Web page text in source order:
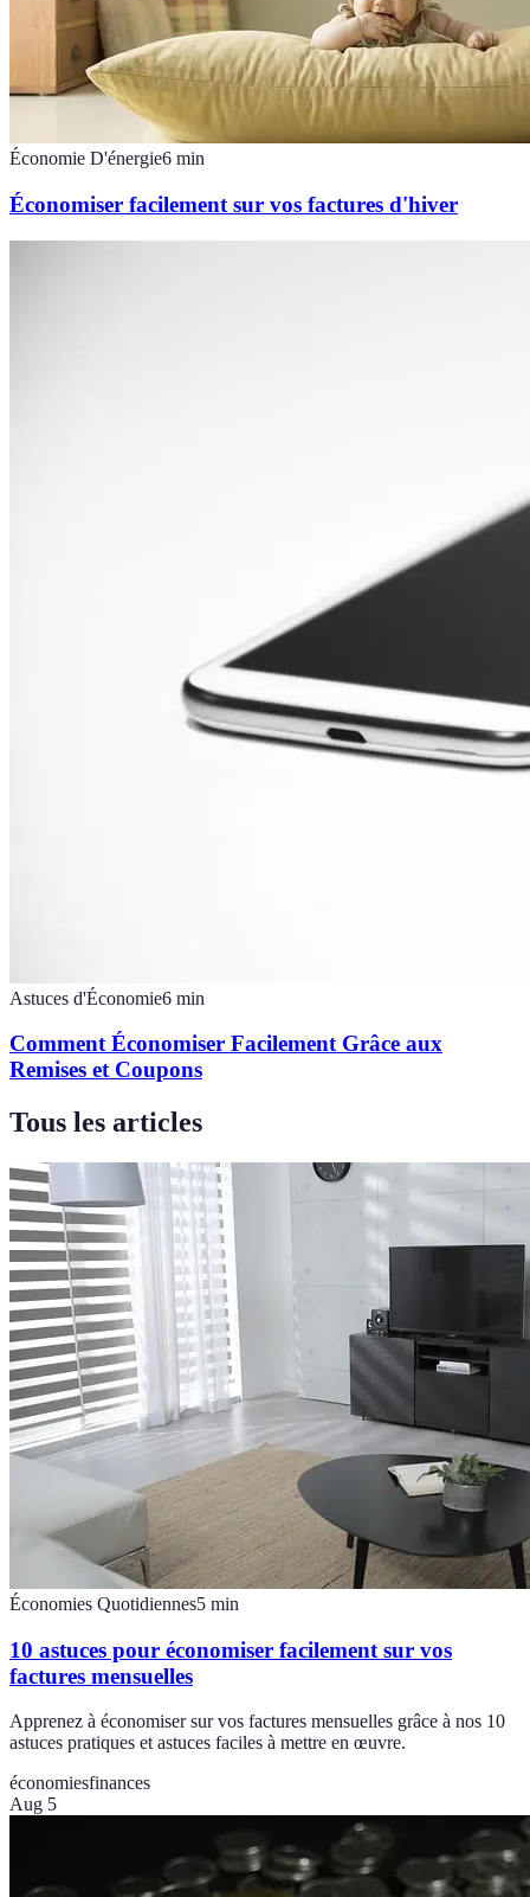
Économie D'énergie6 min
Économiser facilement sur vos factures d'hiver
Astuces d'Économie6 min
Comment Économiser Facilement Grâce aux
Remises et Coupons
Tous les articles
Économies Quotidiennes5 min
10 astuces pour économiser facilement sur vos
factures mensuelles
Apprenez à économiser sur vos factures mensuelles grâce à nos 10
astuces pratiques et astuces faciles à mettre en œuvre.
économiesfinances
Aug 5